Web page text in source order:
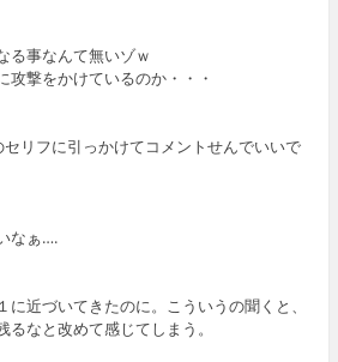
る事なんて無いゾｗ
攻撃をかけているのか・・・
リフに引っかけてコメントせんでいいで
なぁ….
近づいてきたのに。こういうの聞くと、
なと改めて感じてしまう。